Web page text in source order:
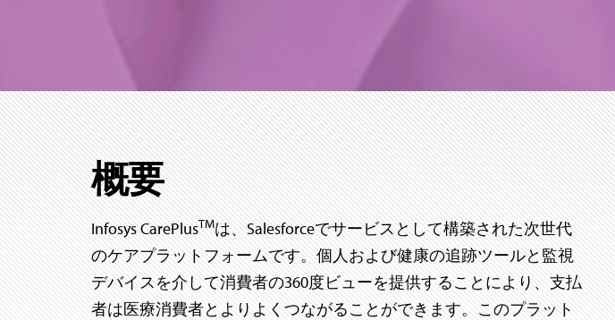
概要
Infosys CarePlusTMは、Salesforceでサービスとして構築された次世代
のケアプラットフォームです。個人および健康の追跡ツールと監視
デバイスを介して消費者の360度ビューを提供することにより、支払
者は医療消費者とよりよくつながることができます。このプラット